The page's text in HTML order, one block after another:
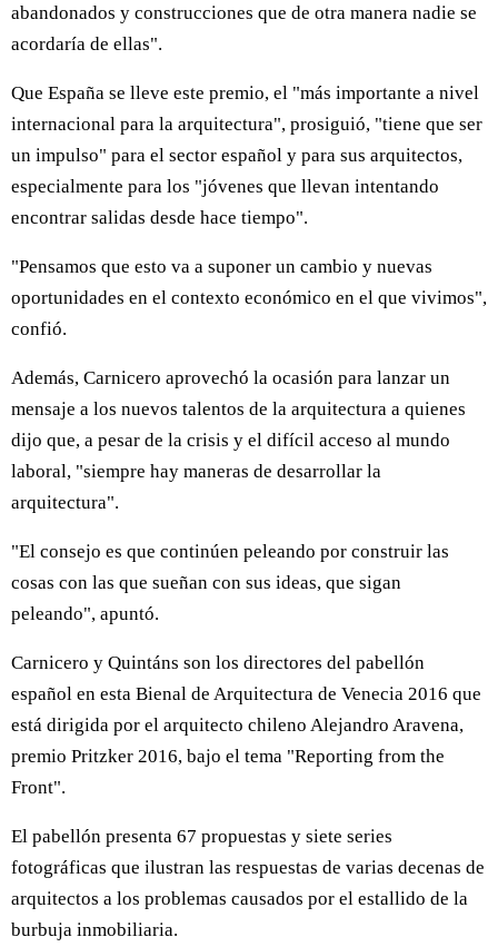
abandonados y construcciones que de otra manera nadie se
acordaría de ellas".
Que España se lleve este premio, el "más importante a nivel
internacional para la arquitectura", prosiguió, "tiene que ser
un impulso" para el sector español y para sus arquitectos,
especialmente para los "jóvenes que llevan intentando
encontrar salidas desde hace tiempo".
"Pensamos que esto va a suponer un cambio y nuevas
oportunidades en el contexto económico en el que vivimos",
confió.
Además, Carnicero aprovechó la ocasión para lanzar un
mensaje a los nuevos talentos de la arquitectura a quienes
dijo que, a pesar de la crisis y el difícil acceso al mundo
laboral, "siempre hay maneras de desarrollar la
arquitectura".
"El consejo es que continúen peleando por construir las
cosas con las que sueñan con sus ideas, que sigan
peleando", apuntó.
Carnicero y Quintáns son los directores del pabellón
español en esta Bienal de Arquitectura de Venecia 2016 que
está dirigida por el arquitecto chileno Alejandro Aravena,
premio Pritzker 2016, bajo el tema "Reporting from the
Front".
El pabellón presenta 67 propuestas y siete series
fotográficas que ilustran las respuestas de varias decenas de
arquitectos a los problemas causados por el estallido de la
burbuja inmobiliaria.